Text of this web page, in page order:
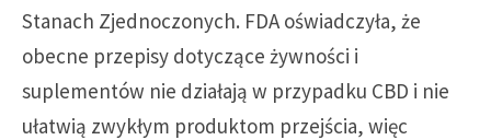
Stanach Zjednoczonych. FDA oświadczyła, że
obecne przepisy dotyczące żywności i
suplementów nie działają w przypadku CBD i nie
ułatwią zwykłym produktom przejścia, więc